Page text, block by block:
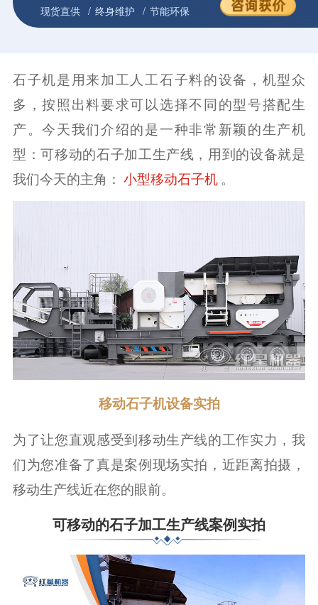
现货直供 终身维护 节能环保
石子机是用来加工人工石子料的设备，机型众
多，按照出料要求可以选择不同的型号搭配生
产。今天我们介绍的是一种非常新颖的生产机
型：可移动的石子加工生产线，用到的设备就是
我们今天的主角： 小型移动石子机 。
移动石子机设备实拍
为了让您直观感受到移动生产线的工作实力，我
们为您准备了真是案例现场实拍，近距离拍摄，
移动生产线近在您的眼前。
可移动的石子加工生产线案例实拍